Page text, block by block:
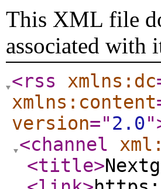
This XML file
associated with
<rss xmlns:dc
xmlns:content
version="2.0"
<channel
<title>